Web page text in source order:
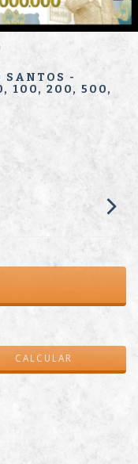
SANTOS -
100, 200, 500,
CALCULAR